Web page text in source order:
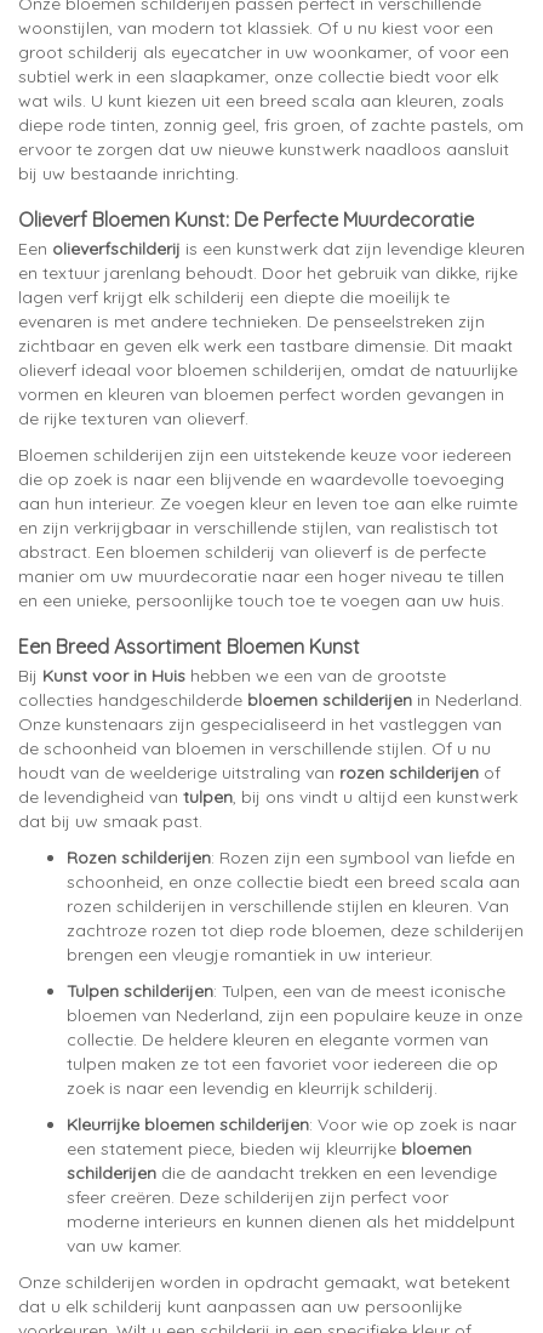
woonstijlen, van modern tot klassiek. Of u nu kiest voor een
groot schilderij als eyecatcher in uw woonkamer, of voor een
subtiel werk in een slaapkamer, onze collectie biedt voor elk
wat wils. U kunt kiezen uit een breed scala aan kleuren, zoals
diepe rode tinten, zonnig geel, fris groen, of zachte pastels, om
ervoor te zorgen dat uw nieuwe kunstwerk naadloos aansluit
bij uw bestaande inrichting.
Olieverf Bloemen Kunst: De Perfecte Muurdecoratie
Een olieverfschilderij is een kunstwerk dat zijn levendige kleuren
en textuur jarenlang behoudt. Door het gebruik van dikke, rijke
lagen verf krijgt elk schilderij een diepte die moeilijk te
evenaren is met andere technieken. De penseelstreken zijn
zichtbaar en geven elk werk een tastbare dimensie. Dit maakt
olieverf ideaal voor bloemen schilderijen, omdat de natuurlijke
vormen en kleuren van bloemen perfect worden gevangen in
de rijke texturen van olieverf.
Bloemen schilderijen zijn een uitstekende keuze voor iedereen
die op zoek is naar een blijvende en waardevolle toevoeging
aan hun interieur. Ze voegen kleur en leven toe aan elke ruimte
en zijn verkrijgbaar in verschillende stijlen, van realistisch tot
abstract. Een bloemen schilderij van olieverf is de perfecte
manier om uw muurdecoratie naar een hoger niveau te tillen
en een unieke, persoonlijke touch toe te voegen aan uw huis.
Een Breed Assortiment Bloemen Kunst
Bij Kunst voor in Huis hebben we een van de grootste
collecties handgeschilderde bloemen schilderijen in Nederland.
Onze kunstenaars zijn gespecialiseerd in het vastleggen van
de schoonheid van bloemen in verschillende stijlen. Of u nu
houdt van de weelderige uitstraling van rozen schilderijen of
de levendigheid van tulpen, bij ons vindt u altijd een kunstwerk
dat bij uw smaak past.
Rozen schilderijen: Rozen zijn een symbool van liefde en
schoonheid, en onze collectie biedt een breed scala aan
rozen schilderijen in verschillende stijlen en kleuren. Van
zachtroze rozen tot diep rode bloemen, deze schilderijen
brengen een vleugje romantiek in uw interieur.
Tulpen schilderijen: Tulpen, een van de meest iconische
bloemen van Nederland, zijn een populaire keuze in onze
collectie. De heldere kleuren en elegante vormen van
tulpen maken ze tot een favoriet voor iedereen die op
zoek is naar een levendig en kleurrijk schilderij.
Kleurrijke bloemen schilderijen: Voor wie op zoek is naar
een statement piece, bieden wij kleurrijke bloemen
schilderijen die de aandacht trekken en een levendige
sfeer creëren. Deze schilderijen zijn perfect voor
moderne interieurs en kunnen dienen als het middelpunt
van uw kamer.
Onze schilderijen worden in opdracht gemaakt, wat betekent
dat u elk schilderij kunt aanpassen aan uw persoonlijke